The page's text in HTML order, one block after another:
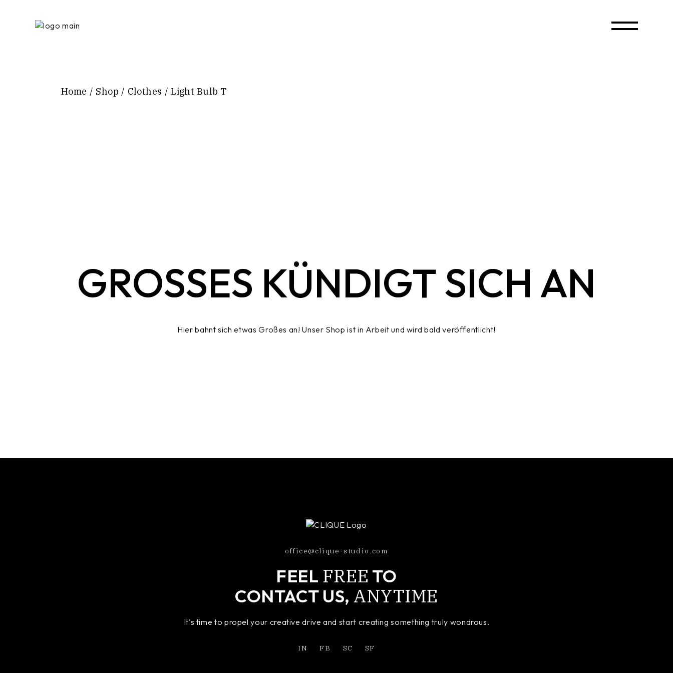
Home Shop Clothes Light Bulb T
GROSSES KÜNDIGT SICH AN
Hier bahnt sich etwas Großes an! Unser Shop ist in Arbeit und wird bald veröffentlicht!
office@clique-studio.com
FEEL FREE TO
CONTACT US, ANYTIME
It's time to propel your creative drive and start creating something truly wondrous.
IN FB SC SF